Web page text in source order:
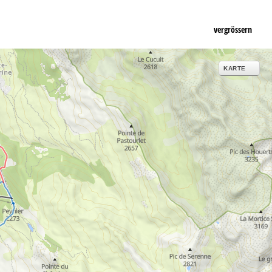
vergrössern
KARTE